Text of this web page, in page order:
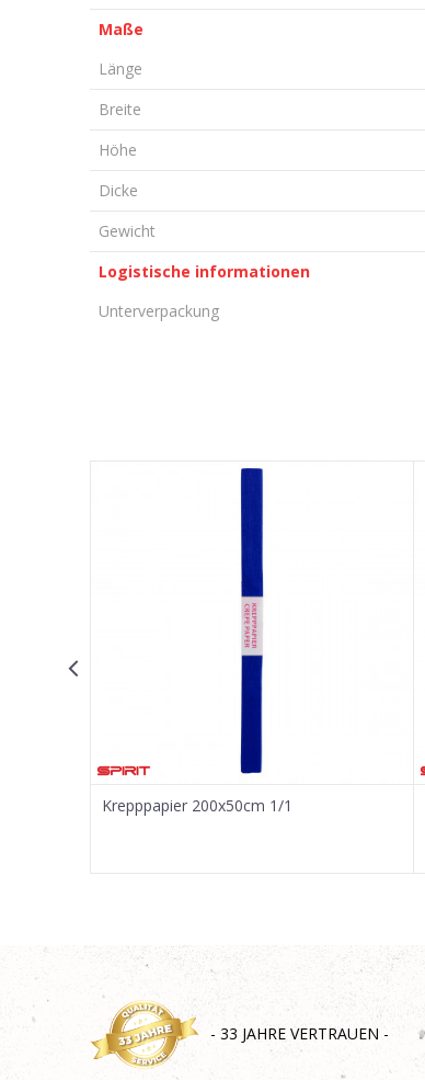
Maße
Länge
Breite
Höhe
Dicke
Gewicht
Logistische informationen
Unterverpackung
Krepppapier 200x50cm 1/1
- 33 JAHRE VERTRAUEN -